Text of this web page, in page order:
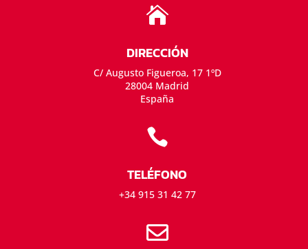

DIRECCIÓN
C/ Augusto Figueroa, 17 1ºD
28004 Madrid
España

TELÉFONO
+34 915 31 42 77
